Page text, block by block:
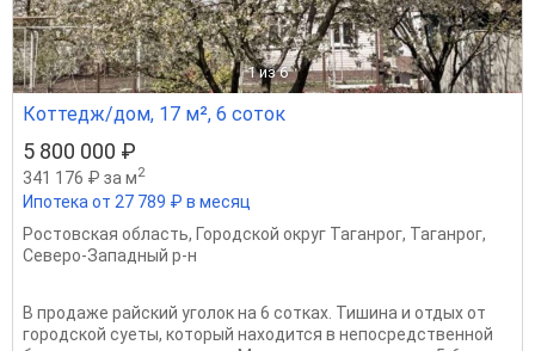
1 из 6
Коттедж/дом, 17 м², 6 соток
5 800 000 ₽
341 176 ₽ за м2
Ипотека от 27 789 ₽ в месяц
Ростовская область, Городской округ Таганрог, Таганрог,
Северо-Западный р-н
В продаже райский уголок на 6 сотках. Тишина и отдых от
городской суеты, который находится в непосредственной